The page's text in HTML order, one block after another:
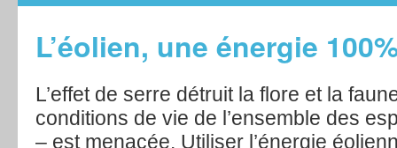
L’éolien, une énergie
L’effet de serre détruit la flore et la
conditions de vie de l’ensemble des
– est menacée. Utiliser l’énergie